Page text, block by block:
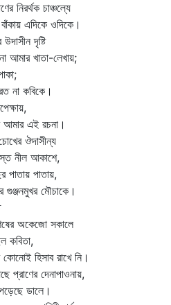
ওদিকে।
খাতা-লেখায়;
কবিকে।
এই রচনা।
ঔদাসীন্য
পাতায়,
মৌচাকে।
সকালে
রাখে নি।
দেনাপাওনায়,
ডালে।